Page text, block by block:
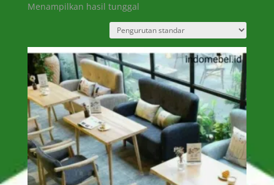
Menampilkan hasil tunggal